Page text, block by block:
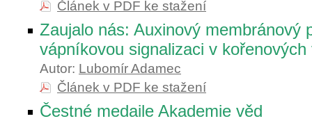
Článek v PDF ke stažení
Zaujalo nás: Auxinový membránový
vápníkovou signalizaci v
Autor: Lubomír Adamec
Článek v PDF ke stažení
Čestné medaile Akademie věd